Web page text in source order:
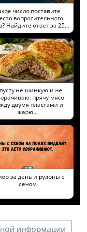
число поставите
вопросительного
Найдите ответ за 25…
не шинкую и не
прячу мясо
двумя пластами и
жарю…
за день и рулоны с
сеном
информации